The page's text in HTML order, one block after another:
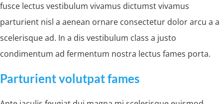
fusce lectus vestibulum vivamus dictumst vivamus
parturient nisl a aenean ornare consectetur dolor arcu a a
scelerisque ad. In a dis vestibulum class a justo
condimentum ad fermentum nostra lectus fames porta.
Parturient volutpat fames